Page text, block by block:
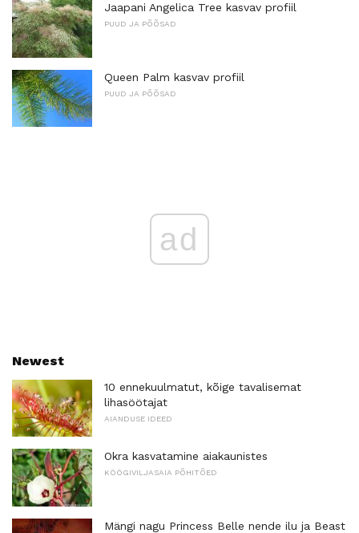
Jaapani Angelica Tree kasvav profiil
PUUD JA PÕÕSAD
Queen Palm kasvav profiil
PUUD JA PÕÕSAD
ad
Newest
10 ennekuulmatut, kõige tavalisemat
lihasöötajat
AIANDUSE IDEED
Okra kasvatamine aiakaunistes
KÖÖGIVILJASAIA PÕHITÕED
Mängi nagu Princess Belle nende ilu ja Beast